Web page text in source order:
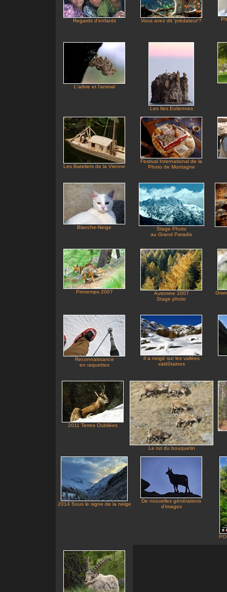
Regards d'enfants Vous avez dit 'prédateur'?
L'arbre et l'animal
Les Iles Eoliennes
Les Bateliers de la Vienne
Festival International de la
Photo de Montagne
Blanche-Neige
Stage Photo
au Grand Paradis
Printemps 2007
Automne 2007
Stage photo
Reconnaissance
en raquettes
Il a neigé sur les vallées
valdôtaines
2011 Terres Oubliées
Le rut du bouquetin
2014 Sous le signe de la neige
De nouvelles générations
d'images